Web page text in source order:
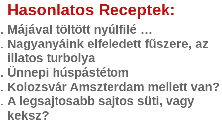
Hasonlatos Receptek:
Májával töltött nyúlfilé …
Nagyanyáink elfeledett fűszere, az
illatos turbolya
Ünnepi húspástétom
Kolozsvár Amszterdam mellett van?
A legsajtosabb sajtos süti, vagy
keksz?